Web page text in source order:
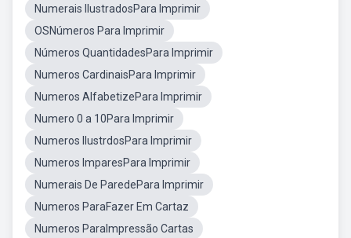
Numerais IlustradosPara Imprimir
OSNúmeros Para Imprimir
Números QuantidadesPara Imprimir
Numeros CardinaisPara Imprimir
Numeros AlfabetizePara Imprimir
Numero 0 a 10Para Imprimir
Numeros IlustrdosPara Imprimir
Numeros ImparesPara Imprimir
Numerais De ParedePara Imprimir
Numeros ParaFazer Em Cartaz
Numeros ParaImpressão Cartas